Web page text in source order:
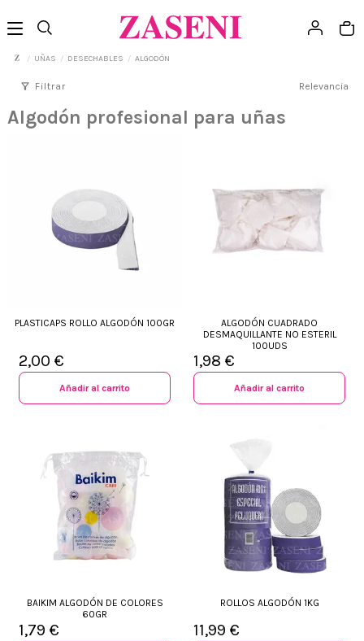
UÑAS DESECHABLES ALGODÓN
filter_alt Filtrar Relevancia
Algodón profesional para uñas
PLASTICAPS ROLLO ALGODÓN 100GR
2,00 €
Añadir al carrito
ALGODÓN CUADRADO
DESMAQUILLANTE NO ESTERIL
100UDS
1,98 €
Añadir al carrito
BAIKIM ALGODÓN DE COLORES
60GR
1,79 €
ROLLOS ALGODÓN 1KG
11,99 €